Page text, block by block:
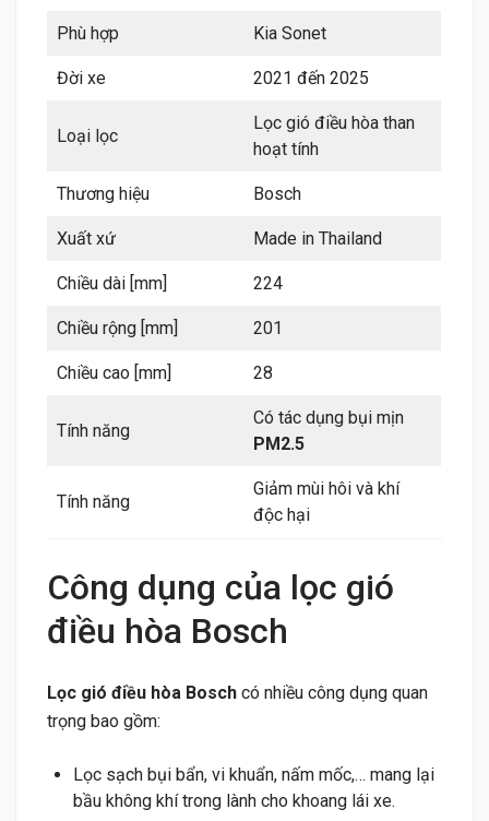
Phù hợp Kia Sonet
Đời xe 2021 đến 2025
Loại lọc
Lọc gió điều hòa than
hoạt tính
Thương hiệu Bosch
Xuất xứ Made in Thailand
Chiều dài [mm] 224
Chiều rộng [mm] 201
Chiều cao [mm] 28
Tính năng
Có tác dụng bụi mịn
PM2.5
Tính năng
Giảm mùi hôi và khí
độc hại
Công dụng của lọc gió
điều hòa Bosch
Lọc gió điều hòa Bosch có nhiều công dụng quan
trọng bao gồm:
Lọc sạch bụi bẩn, vi khuẩn, nấm mốc,… mang lại
bầu không khí trong lành cho khoang lái xe.